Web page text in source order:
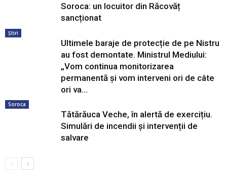
Soroca: un locuitor din Răcovăț
sancționat
Știri
Ultimele baraje de protecție de pe Nistru
au fost demontate. Ministrul Mediului:
„Vom continua monitorizarea
permanentă și vom interveni ori de câte
ori va...
Soroca
Tătărăuca Veche, în alertă de exercițiu.
Simulări de incendii și intervenții de
salvare